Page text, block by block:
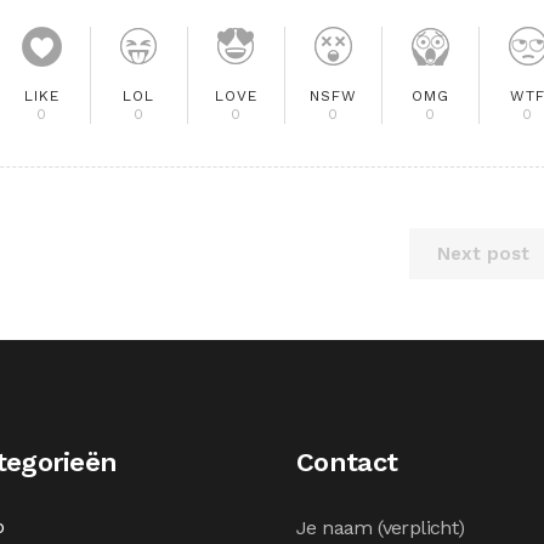
LIKE
0
LOL
0
LOVE
0
NSFW
0
OMG
0
WTF
0
Next post
Contact
Je naam (verplicht)